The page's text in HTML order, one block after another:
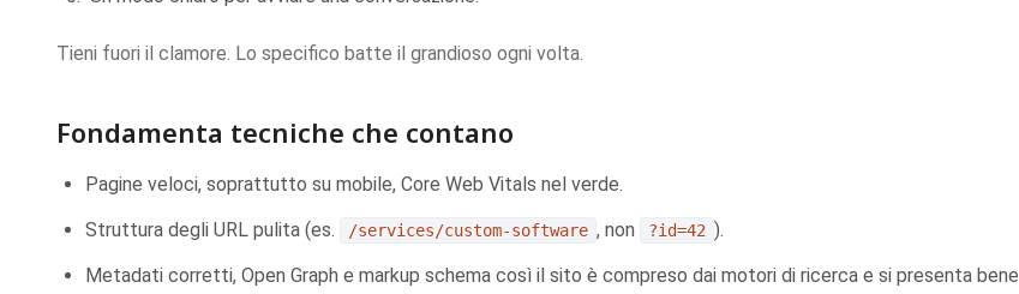
Tieni fuori il clamore. Lo specifico batte il grandioso ogni volta.
Fondamenta tecniche che contano
Pagine veloci, soprattutto su mobile, Core Web Vitals nel verde.
Struttura degli URL pulita (es.
/services/custom-software , non ?id=42 ).
Metadati corretti, Open Graph e markup schema così il sito è compreso dai motori di ricerca e si presenta bene